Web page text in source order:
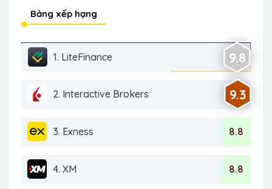
Bảng xếp hạng
1. LiteFinance 9.8
2. Interactive Brokers 9.3
3. Exness 8.8
4. XM 8.8